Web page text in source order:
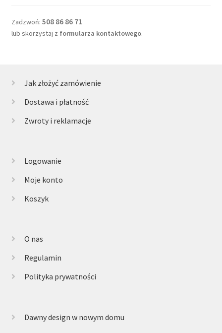
Zadzwoń: 508 86 86 71
lub skorzystaj z formularza kontaktowego.
Jak złożyć zamówienie
Dostawa i płatność
Zwroty i reklamacje
Logowanie
Moje konto
Koszyk
O nas
Regulamin
Polityka prywatności
Dawny design w nowym domu